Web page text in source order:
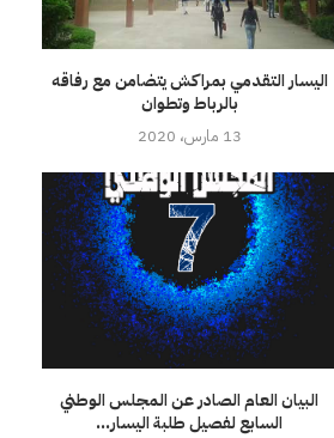
اليسار التقدمي بمراكش يتضامن مع رفاقه
بالرباط وتطوان
13 مارس، 2020
البيان العام الصادر عن المجلس الوطني
السابع لفصيل طلبة اليسار...